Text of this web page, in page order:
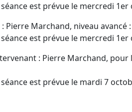
est prévue le mercredi 1er
Pierre Marchand, niveau avancé :
est prévue le mercredi 1er
: Pierre Marchand,
est prévue le mardi 7